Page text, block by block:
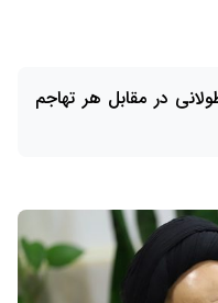
در مقابل هر تهاجم